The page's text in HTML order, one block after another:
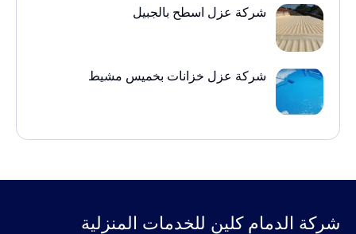
شركة عزل اسطح بالجبيل
شركة عزل خزانات بخميس مشيط
‭‬شركة الدمام كلين للخدمات المنزلية